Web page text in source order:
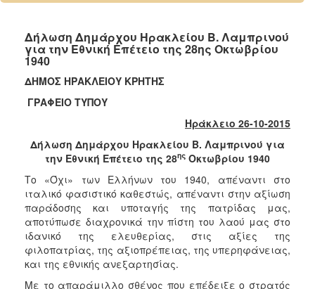
2024
2022
2017
2016
2015
2013
2012
2011
2010
Δήλωση Δημάρχου Ηρακλείου Β. Λαμπρινού
για την Εθνική Επέτειο της 28ης Οκτωβρίου
1940
ΔΗΜΟΣ ΗΡΑΚΛΕΙΟΥ ΚΡΗΤΗΣ
ΓΡΑΦΕΙΟ ΤΥΠΟΥ
Ηράκλειο 26-10-2015
Δήλωση Δημάρχου Ηρακλείου Β. Λαμπρινού για
την Εθνική Επέτειο της 28ης Οκτωβρίου 1940
Το «Όχι» των Ελλήνων του 1940, απέναντι στο
ιταλικό φασιστικό καθεστώς, απέναντι στην αξίωση
παράδοσης και υποταγής της πατρίδας μας,
αποτύπωσε διαχρονικά την πίστη του λαού μας στο
ιδανικό της ελευθερίας, στις αξίες της
φιλοπατρίας, της αξιοπρέπειας, της υπερηφάνειας,
και της εθνικής ανεξαρτησίας.
Με το απαράμιλλο σθένος που επέδειξε ο στρατός